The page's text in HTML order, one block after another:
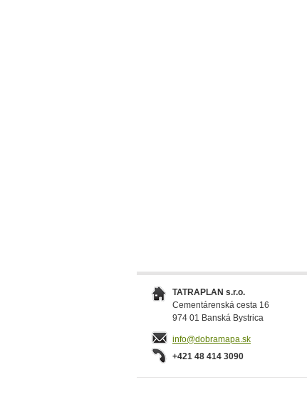
TATRAPLAN s.r.o.
Cementárenská cesta 16
974 01 Banská Bystrica
info@dobramapa.sk
+421 48 414 3090